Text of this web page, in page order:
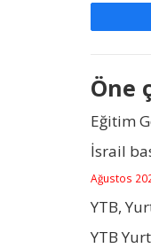
Öne
Eğitim
İsrail
Ağustos
YTB,
YTB